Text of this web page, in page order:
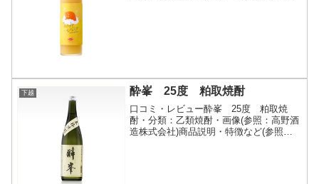
下越 酔峯 25度 粕取焼酎
口コミ・レビュー酔峯 25度 粕取焼
酎・分類：乙類焼酎・画像(参照：高野酒
造株式会社)商品説明・特徴など(参照：